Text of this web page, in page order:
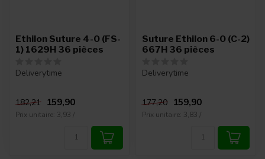
Ethilon Suture 4-0 (FS-
1) 1629H 36 pièces
Deliverytime
182,21 159,90
Prix unitaire: 3,93 /
Suture Ethilon 6-0 (C-2)
667H 36 pièces
Deliverytime
177,20 159,90
Prix unitaire: 3,83 /